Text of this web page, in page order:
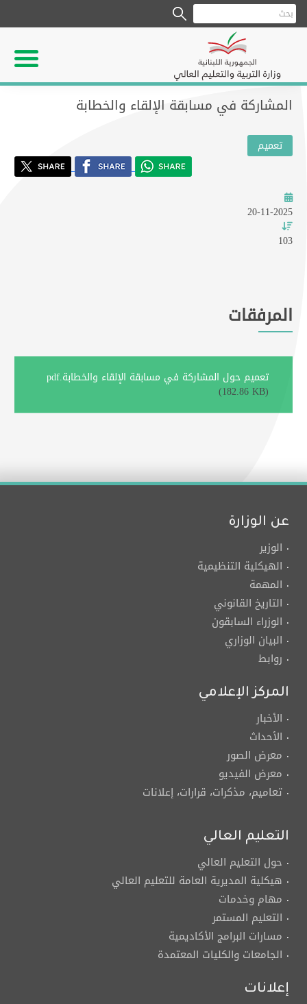
المشاركة في مسابقة الإلقاء والخطابة
تعميم
20-11-2025
103
المرفقات
تعميم حول المشاركة في مسابقة الإلقاء والخطابة.pdf
(182.86 KB)
عن الوزارة
الوزير
الهيكلية التنظيمية
المهمة
التاريخ القانوني
الوزراء السابقون
البيان الوزاري
روابط
المركز الإعلامي
الأخبار
الأحداث
معرض الصور
معرض الفيديو
تعاميم، مذكرات، قرارات، إعلانات
التعليم العالي
حول التعليم العالي
هيكلية المديرية العامة للتعليم العالي
مهام وخدمات
التعليم المستمر
مسارات البرامج الأكاديمية
الجامعات والكليات المعتمدة
إعلانات